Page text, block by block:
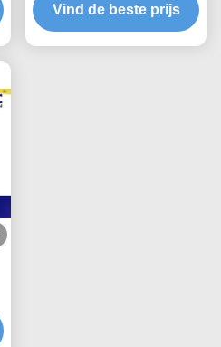
ISO13485 van de
Toverstokje het Enige Lijn
Vind de beste prijs